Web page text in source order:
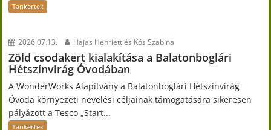
Tankertek
2026.07.13. Hajas Henriett és Kós Szabina
Zöld csodakert kialakítása a Balatonboglári
Hétszínvirág Óvodában
A WonderWorks Alapítvány a Balatonboglári Hétszínvirág
Óvoda környezeti nevelési céljainak támogatására sikeresen
pályázott a Tesco „Start...
Tankertek